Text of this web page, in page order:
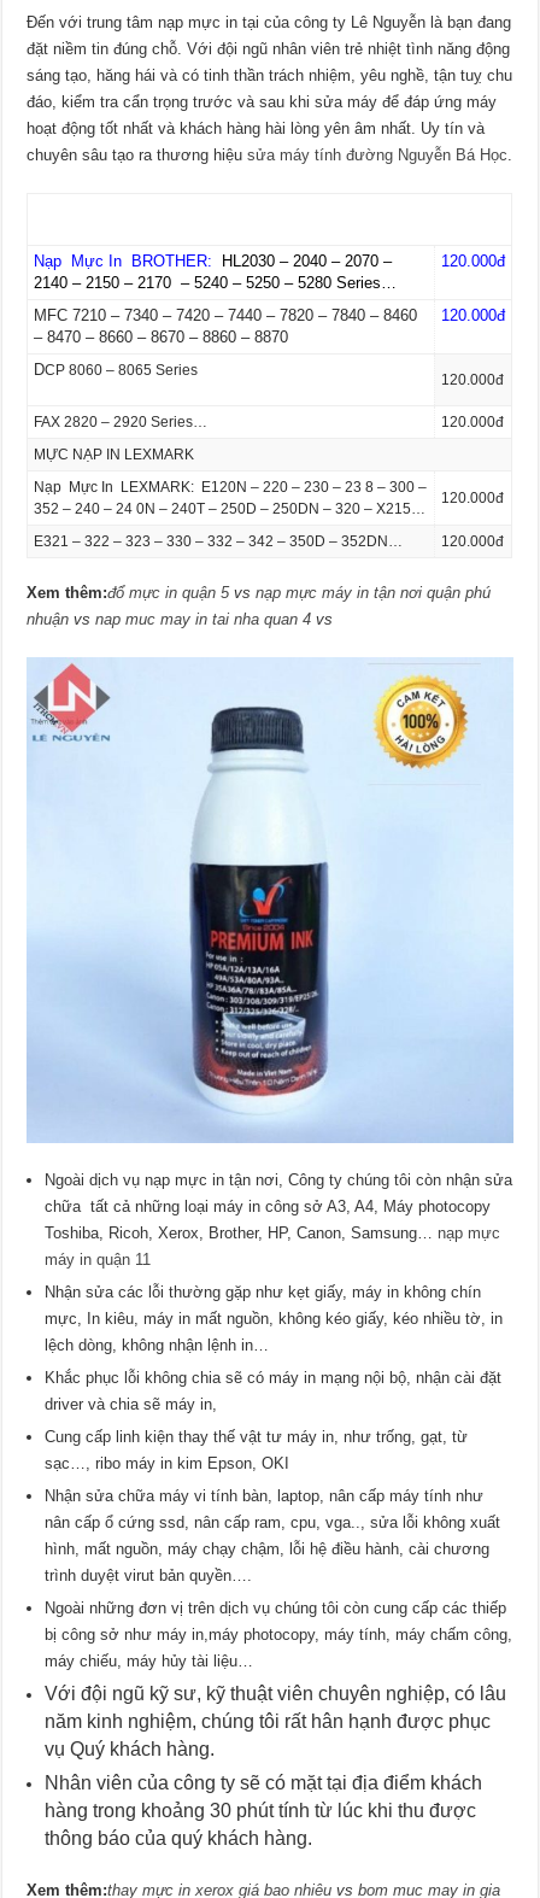
Đến với trung tâm nạp mực in tại của công ty Lê Nguyễn là bạn đang
đặt niềm tin đúng chỗ. Với đội ngũ nhân viên trẻ nhiệt tình năng động
sáng tạo, hăng hái và có tinh thần trách nhiệm, yêu nghề, tận tuỵ chu
đáo, kiểm tra cẩn trọng trước và sau khi sửa máy để đáp ứng máy
hoạt động tốt nhất và khách hàng hài lòng yên âm nhất. Uy tín và
chuyên sâu tạo ra thương hiệusửa máy tính đường Nguyễn Bá Học
Nạp Mực In BROTHER: HL2030 – 2040 – 2070 –
2140 – 2150 – 2170 – 5240 – 5250 – 5280 Series…
120.000đ
MFC 7210 – 7340 – 7420 – 7440 – 7820 – 7840 – 8460
– 8470 – 8660 – 8670 – 8860 – 8870
120.000đ
DCP 8060 – 8065 Series
120.000đ
FAX 2820 – 2920 Series…
120.000đ
MỰC NẠP IN LEXMARK
Nạp Mực In LEXMARK: E120N – 220 – 230 – 23 8 – 300 –
352 – 240 – 24 0N – 240T – 250D – 250DN – 320 – X215…
120.000đ
E321 – 322 – 323 – 330 – 332 – 342 – 350D – 352DN… 120.000đ
Xem thêm:đổ mực in quận 5vsnạp mực máy in tận nơi quận phú
nhuận vsnap muc may in tai nha quan 4 vs
Ngoài dịch vụ nạp mực in tận nơi, Công ty chúng tôi còn nhận sửa
chữa tất cả những loại máy in công sở A3, A4, Máy photocopy
Toshiba, Ricoh, Xerox, Brother, HP, Canon, Samsung… nạp mực
máy in quận 11
Nhận sửa các lỗi thường gặp như kẹt giấy, máy in không chín
mực, In kiêu, máy in mất nguồn, không kéo giấy, kéo nhiều tờ, in
lệch dòng, không nhận lệnh in…
Khắc phục lỗi không chia sẽ có máy in mạng nội bộ, nhận cài đặt
driver và chia sẽ máy in,
Cung cấp linh kiện thay thế vật tư máy in, như trống, gạt, từ
sạc…, ribo máy in kim Epson, OKI
Nhận sửa chữa máy vi tính bàn, laptop, nân cấp máy tính như
nân cấp ổ cứng ssd, nân cấp ram, cpu, vga.., sửa lỗi không xuất
hình, mất nguồn, máy chạy chậm, lỗi hệ điều hành, cài chương
trình duyệt virut bản quyền….
Ngoài những đơn vị trên dịch vụ chúng tôi còn cung cấp các thiếp
bị công sở như máy in,máy photocopy, máy tính, máy chấm công,
máy chiếu, máy hủy tài liệu…
Với đội ngũ kỹ sư, kỹ thuật viên chuyên nghiệp, có lâu
năm kinh nghiệm, chúng tôi rất hân hạnh được phục
vụ Quý khách hàng.
Nhân viên của công ty sẽ có mặt tại địa điểm khách
hàng trong khoảng 30 phút tính từ lúc khi thu được
thông báo của quý khách hàng.
Xem thêm:thay mực in xerox giá bao nhiêu vsbom muc may in gia